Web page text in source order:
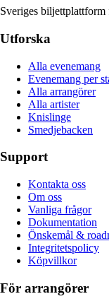
Sveriges
Utforska
Alla evenemang
Evenemang per
Alla arrangörer
Alla artister
Knislinge
Smedjebacken
Support
Kontakta oss
Om oss
Vanliga frågor
Dokumentation
Önskemål &
Integritetspolicy
Köpvillkor
För arrangörer